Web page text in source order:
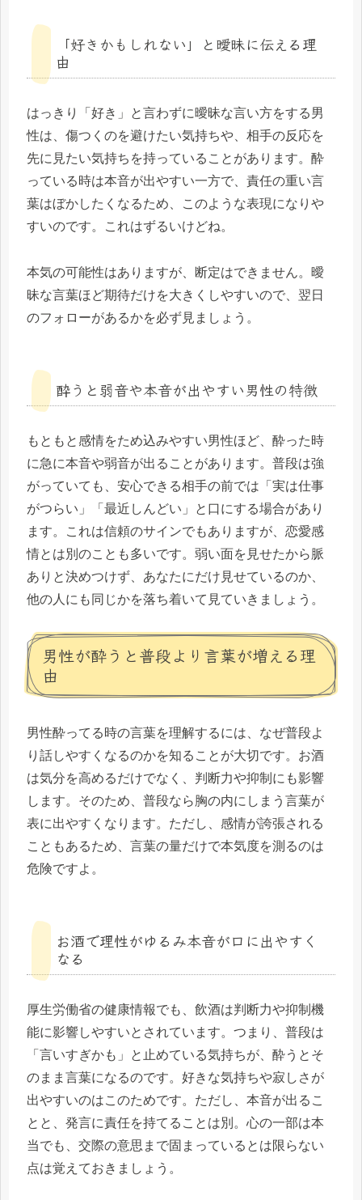
「好きかもしれない」と曖昧に伝える理
由
はっきり「好き」と言わずに曖昧な言い方をする男
性は、傷つくのを避けたい気持ちや、相手の反応を
先に見たい気持ちを持っていることがあります。酔
っている時は本音が出やすい一方で、責任の重い言
葉はぼかしたくなるため、このような表現になりや
すいのです。これはずるいけどね。
本気の可能性はありますが、断定はできません。曖
昧な言葉ほど期待だけを大きくしやすいので、翌日
のフォローがあるかを必ず見ましょう。
酔うと弱音や本音が出やすい男性の特徴
もともと感情をため込みやすい男性ほど、酔った時
に急に本音や弱音が出ることがあります。普段は強
がっていても、安心できる相手の前では「実は仕事
がつらい」「最近しんどい」と口にする場合があり
ます。これは信頼のサインでもありますが、恋愛感
情とは別のことも多いです。弱い面を見せたから脈
ありと決めつけず、あなたにだけ見せているのか、
他の人にも同じかを落ち着いて見ていきましょう。
男性が酔うと普段より言葉が増える理
由
男性酔ってる時の言葉を理解するには、なぜ普段よ
り話しやすくなるのかを知ることが大切です。お酒
は気分を高めるだけでなく、判断力や抑制にも影響
します。そのため、普段なら胸の内にしまう言葉が
表に出やすくなります。ただし、感情が誇張される
こともあるため、言葉の量だけで本気度を測るのは
危険ですよ。
お酒で理性がゆるみ本音が口に出やすく
なる
厚生労働省の健康情報でも、飲酒は判断力や抑制機
能に影響しやすいとされています。つまり、普段は
「言いすぎかも」と止めている気持ちが、酔うとそ
のまま言葉になるのです。好きな気持ちや寂しさが
出やすいのはこのためです。ただし、本音が出るこ
とと、発言に責任を持てることは別。心の一部は本
当でも、交際の意思まで固まっているとは限らない
点は覚えておきましょう。